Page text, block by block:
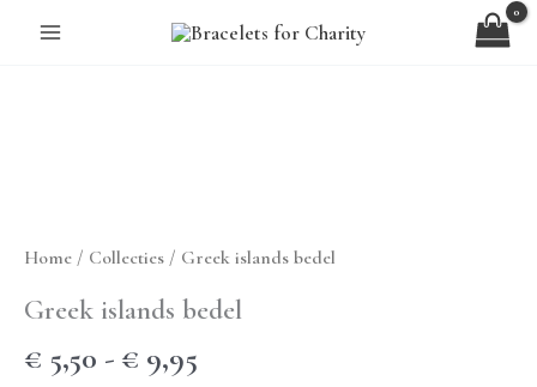
Home / Collecties / Greek islands bedel
Greek islands bedel
€ 5,50 - € 9,95